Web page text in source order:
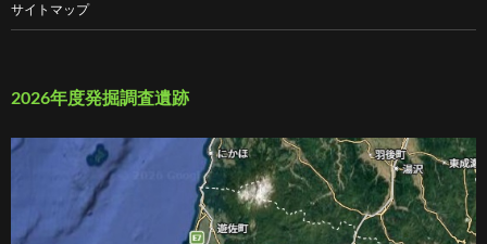
サイトマップ
2026年度発掘調査遺跡